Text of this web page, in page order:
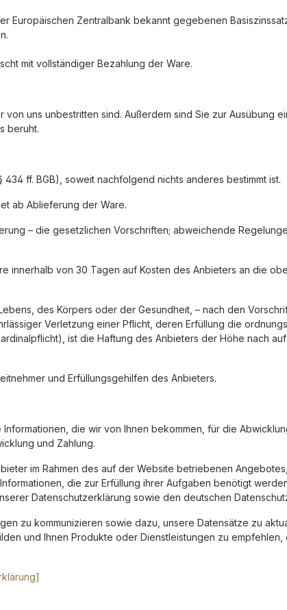
Europäischen Zentralbank bekannt gegebenen
mit vollständiger Bezahlung der Ware.
uns unbestritten sind. Außerdem sind Sie zur Ausübung
beruht.
ff. BGB), soweit nachfolgend nichts anderes bestimmt ist.
ab Ablieferung der Ware.
– die gesetzlichen Vorschriften; abweichende
innerhalb von 30 Tagen auf Kosten des Anbieters an die
des Körpers oder der Gesundheit, – nach den
Verletzung einer Pflicht, deren Erfüllung die
ist die Haftung des Anbieters der Höhe nach
und Erfüllungsgehilfen des Anbieters.
die wir von Ihnen bekommen, für die
und Zahlung.
im Rahmen des auf der Website betriebenen
die zur Erfüllung ihrer Aufgaben benötigt
Datenschutzerklärung sowie den deutschen
zu kommunizieren sowie dazu, unsere Datensätze zu
und Ihnen Produkte oder Dienstleistungen zu empfehlen,